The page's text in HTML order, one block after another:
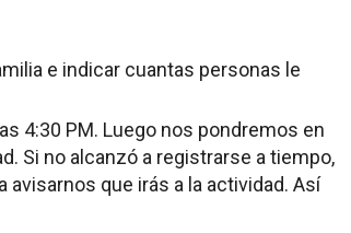
e indicar cuantas personas le
4:30 PM. Luego nos pondremos en
Si no alcanzó a registrarse a tiempo,
avisarnos que irás a la actividad. Así